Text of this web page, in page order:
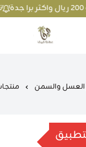
متجر عطارة فيفا
والسمن